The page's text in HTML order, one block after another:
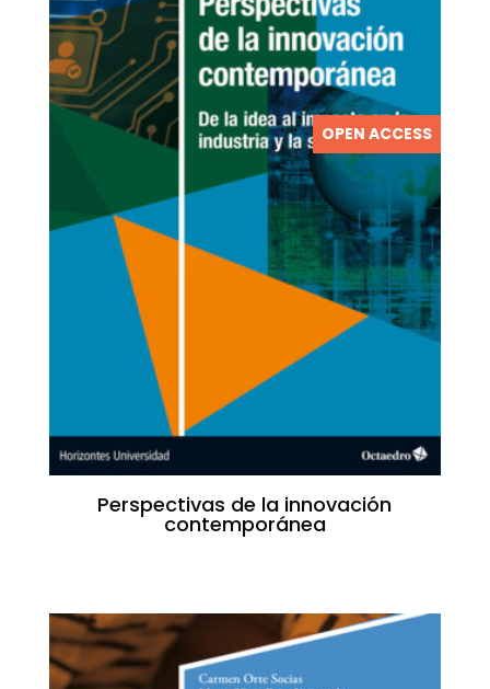
OPEN ACCESS
Perspectivas de la innovación
contemporánea